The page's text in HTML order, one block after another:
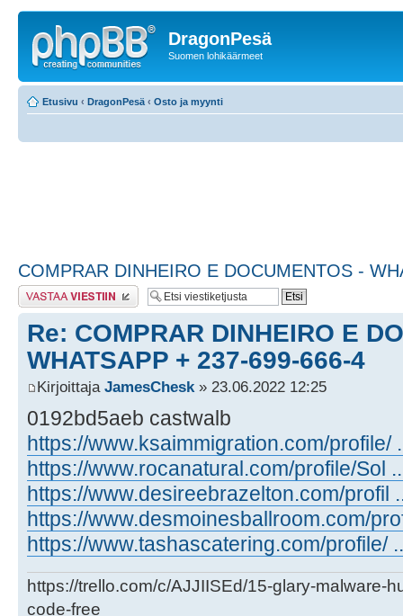
DragonPesä
Suomen lohikäärmeet
Etusivu ‹ DragonPesä ‹ Osto ja myynti
COMPRAR DINHEIRO E DOCUMENTOS -
Lähetä vastaus
Re: COMPRAR DINHEIRO E
WHATSAPP + 237-699-666-4
Kirjoittaja JamesChesk » 23.06.2022 12:25
0192bd5aeb castwalb
https://www.ksaimmigration.com/profile/
https://www.rocanatural.com/profile/Sol
https://www.desireebrazelton.com/profil
https://www.desmoinesballroom.com/
https://www.tashascatering.com/profile/
https://trello.com/c/AJJIISEd/15-glary-malware-
code-free